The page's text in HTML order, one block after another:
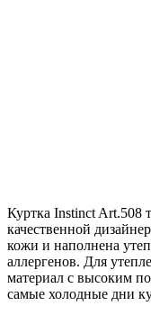
Куртка Instinct Art.508
качественной
кожи и наполнена
аллергенов. Для
материал с высоким
самые холодные дни